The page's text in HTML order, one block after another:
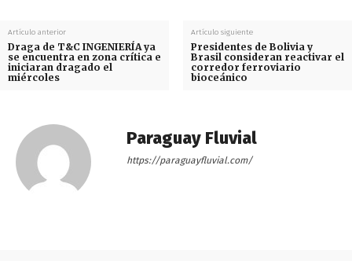
Artículo anterior
Draga de T&C INGENIERÍA ya
se encuentra en zona crítica e
iniciaran dragado el
miércoles
Artículo siguiente
Presidentes de Bolivia y
Brasil consideran reactivar el
corredor ferroviario
bioceánico
Paraguay Fluvial
https://paraguayfluvial.com/